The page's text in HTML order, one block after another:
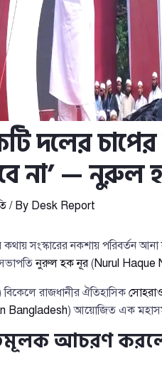
দলের
না’ — নুরুল
/ By Desk Report
সংস্কারের নকশায় পরিবর্তন আনা
নুরুল হক নূর(Nurul Haque
রাজধানীর ঐতিহাসিক
Bangladesh) আয়োজিত এক
আচরণ করলে